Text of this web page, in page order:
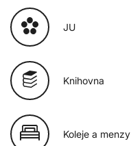
JU
Knihovna
Koleje a menzy